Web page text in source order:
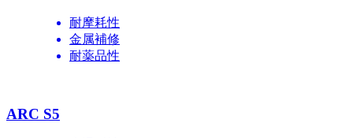
耐摩耗性
金属補修
耐薬品性
ARC S5